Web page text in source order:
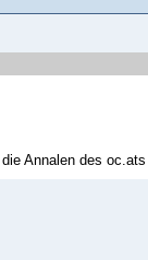
Annalen des